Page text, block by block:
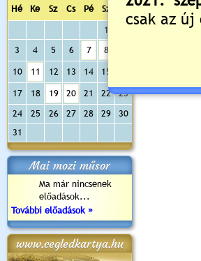
Hé Ke Sz Cs Pé Sz
Va
1
3
4 5 6 7 8
10 11 12 13 14 15
17 18 19 20 21 22
23
24
25 26 27 28 29
30
31
Mai mozi műsor
Ma már nincsenek
előadások...
További előadások »
www.cegledkartya.hu